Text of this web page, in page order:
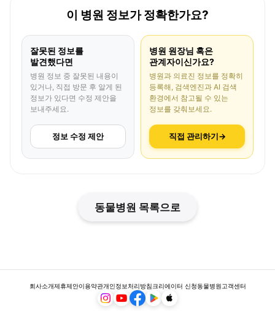
이 병원 정보가 정확한가요?
잘못된 정보를
발견했다면
병원 정보 중 잘못된 내용이
있거나, 직접 방문 후 알게 된
정보가 있다면 수정 제안을
보내주세요.
정보 수정 제안
병원 원장님 혹은
관계자이신가요?
병원과 의료진 정보를 정확히
등록해, 검색엔진과 AI 검색
환경에서 참고될 수 있는
정보를 갖춰보세요.
직접 관리하기→
동물병원 목록으로
회사소개제휴제안이용약관개인정보처리방침크리에이터 신청동물병원고객센터